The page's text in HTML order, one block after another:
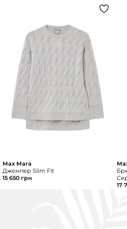
Max Mara
Джемпер Slim Fit
15 650 грн
17